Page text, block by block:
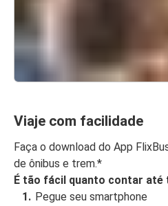
Viaje com facilidade
Faça o download do App
de ônibus e trem.*
É tão fácil quanto contar até
Pegue seu smartphone